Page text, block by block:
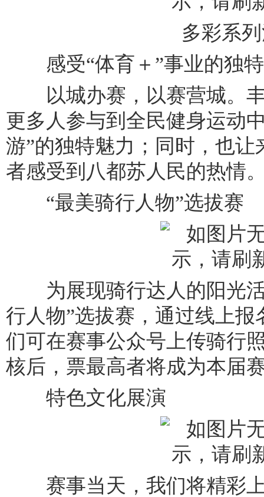
多彩系
感受“体育＋”事业的独
以城办赛，以赛营城。丰
更多人参与到全民健身运动
游”的独特魅力；同时，也
者感受到八都苏人民的热情
“最美骑行人物”选拔赛
为展现骑行达人的阳光活
行人物”选拔赛，通过线上
们可在赛事公众号上传骑行
核后，票最高者将成为本届
特色文化展演
赛事当天，我们将精彩上